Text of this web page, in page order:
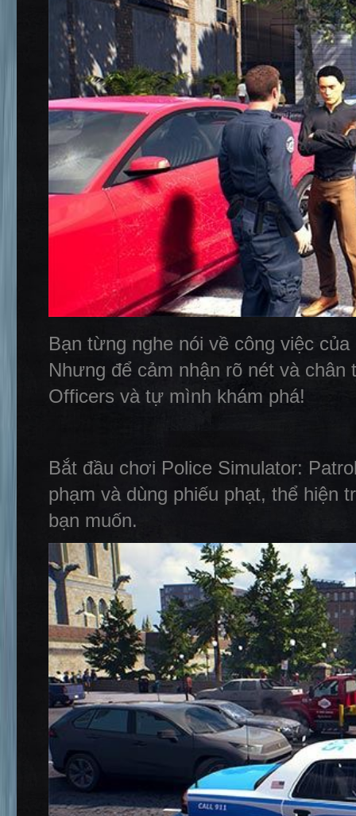
Bạn từng nghe nói về công việc
Nhưng để cảm nhận rõ nét và
Officers và tự mình khám phá!
Bắt đầu chơi Police Simulator:
phạm và dùng phiếu phạt, thể hiện
bạn muốn.